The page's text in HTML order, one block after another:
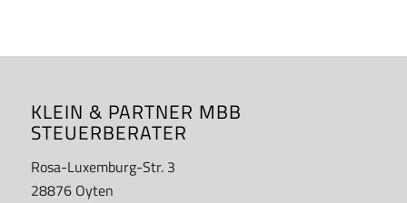
KLEIN & PARTNER MBB
STEUERBERATER
Rosa-Luxemburg-Str. 3
28876 Oyten